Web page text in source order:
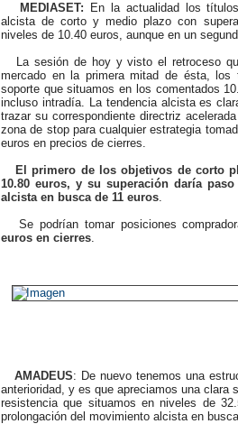
MEDIASET:
En la actualidad los
alcista de corto y medio plazo con
niveles de 10.40 euros, aunque en un
La sesión de hoy y visto el retroceso
mercado en la primera mitad de ésta, los
soporte que situamos en los comentados
incluso intradía. La tendencia alcista es
trazar su correspondiente directriz
zona de stop para cualquier estrategia
euros en precios de cierres.
El primero de los objetivos de corto
10.80 euros, y su superación daría
alcista en busca de 11 euros.
Se podrían tomar posiciones
euros en cierres.
AMADEUS: De nuevo tenemos una
anterioridad, y es que apreciamos una clara
resistencia que situamos en niveles de
prolongación del movimiento alcista en